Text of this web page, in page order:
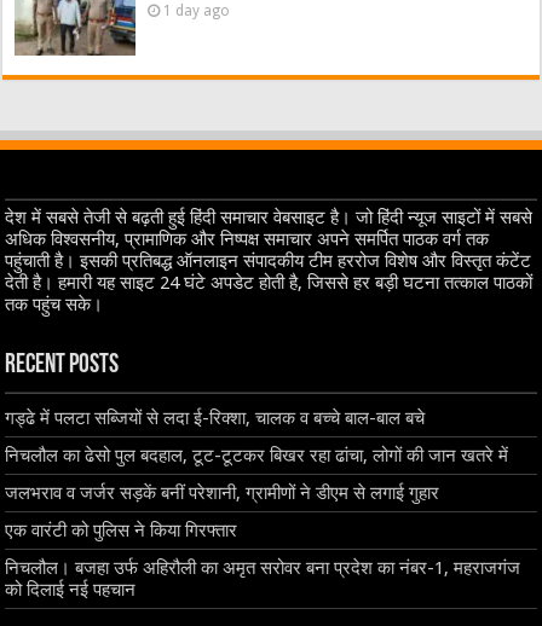
1 day ago
देश में सबसे तेजी से बढ़ती हुई हिंदी समाचार वेबसाइट है। जो हिंदी न्यूज साइटों में सबसे
अधिक विश्वसनीय, प्रामाणिक और निष्पक्ष समाचार अपने समर्पित पाठक वर्ग तक
पहुंचाती है। इसकी प्रतिबद्ध ऑनलाइन संपादकीय टीम हररोज विशेष और विस्तृत कंटेंट
देती है। हमारी यह साइट 24 घंटे अपडेट होती है, जिससे हर बड़ी घटना तत्काल पाठकों
तक पहुंच सके।
Recent Posts
गड्ढे में पलटा सब्जियों से लदा ई-रिक्शा, चालक व बच्चे बाल-बाल बचे
निचलौल का ढेसो पुल बदहाल, टूट-टूटकर बिखर रहा ढांचा, लोगों की जान खतरे में
जलभराव व जर्जर सड़कें बनीं परेशानी, ग्रामीणों ने डीएम से लगाई गुहार
एक वारंटी को पुलिस ने किया गिरफ्तार
निचलौल। बजहा उर्फ अहिरौली का अमृत सरोवर बना प्रदेश का नंबर-1, महराजगंज
को दिलाई नई पहचान